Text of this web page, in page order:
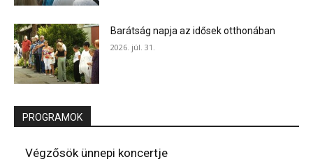
Barátság napja az idősek otthonában
2026. júl. 31.
PROGRAMOK
Végzősök ünnepi koncertje